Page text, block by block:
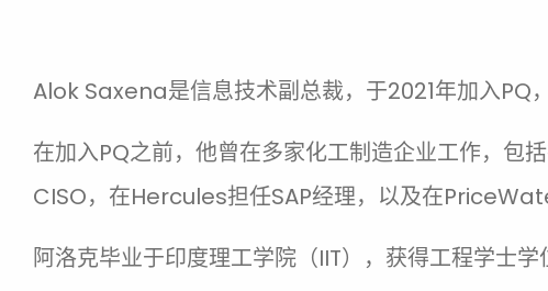
Alok Saxena是信息技术副总裁，于2021年加入PQ
在加入PQ之前，他曾在多家化工制造企业工作，
CISO，在Hercules担任SAP经理，以及在
阿洛克毕业于印度理工学院（IIT），获得工程学士